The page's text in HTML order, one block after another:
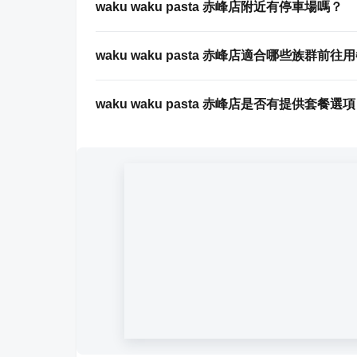
waku waku pasta 赤峰店附近有停車場嗎？
waku waku pasta 赤峰店適合哪些族群前往用
waku waku pasta 赤峰店是否有提供套餐選項